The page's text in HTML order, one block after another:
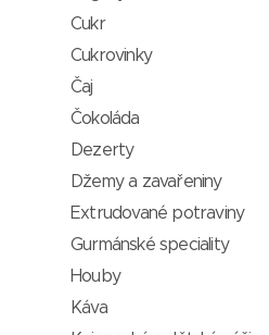
Cukr
Cukrovinky
Čaj
Čokoláda
Dezerty
Džemy a zavařeniny
Extrudované potraviny
Gurmánské speciality
Houby
Káva